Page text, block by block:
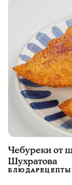
Чебуреки от
Шухратова
БЛЮДАРЕЦЕПТЫ